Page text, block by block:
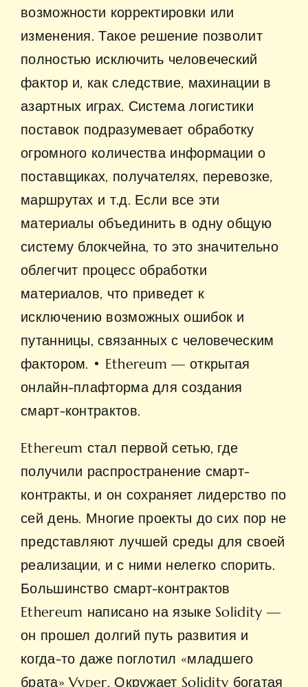
возможности корректировки или
изменения. Такое решение позволит
полностью исключить человеческий
фактор и, как следствие, махинации в
азартных играх. Система логистики
поставок подразумевает обработку
огромного количества информации о
поставщиках, получателях, перевозке,
маршрутах и т.д. Если все эти
материалы объединить в одну общую
систему блокчейна, то это значительно
облегчит процесс обработки
материалов, что приведет к
исключению возможных ошибок и
путанницы, связанных с человеческим
фактором. • Ethereum — открытая
онлайн-плафторма для создания
смарт-контрактов.
Ethereum стал первой сетью, где
получили распространение смарт-
контракты, и он сохраняет лидерство по
сей день. Многие проекты до сих пор не
представляют лучшей среды для своей
реализации, и с ними нелегко спорить.
Большинство смарт-контрактов
Ethereum написано на языке Solidity —
он прошел долгий путь развития и
когда-то даже поглотил «младшего
брата» Vyper. Окружает Solidity богатая